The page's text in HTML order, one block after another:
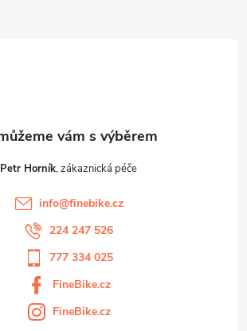
Petr Horník
info@finebike.cz
224 247 526
777 334 025
FineBike.cz
FineBike.cz